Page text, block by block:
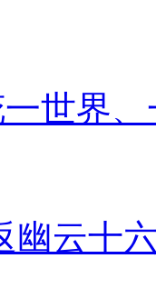
一世界
幽云十